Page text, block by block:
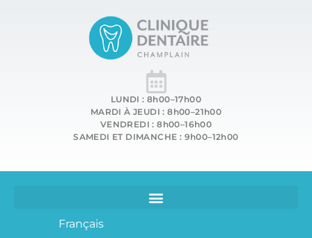
LUNDI : 8h00–17h00
MARDI À JEUDI : 8h00–21h00
VENDREDI : 8h00–16h00
SAMEDI ET DIMANCHE : 9h00–12h00
Français